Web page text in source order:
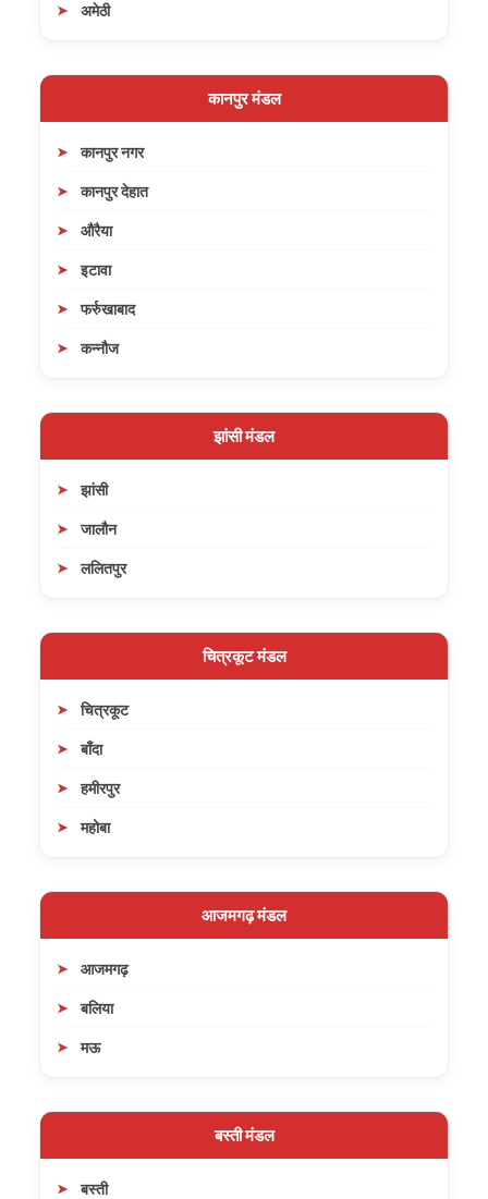
अमेठी
कानपुर मंडल
कानपुर नगर
कानपुर देहात
औरैया
इटावा
फर्रुखाबाद
कन्नौज
झांसी मंडल
झांसी
जालौन
ललितपुर
चित्रकूट मंडल
चित्रकूट
बाँदा
हमीरपुर
महोबा
आजमगढ़ मंडल
आजमगढ़
बलिया
मऊ
बस्ती मंडल
बस्ती